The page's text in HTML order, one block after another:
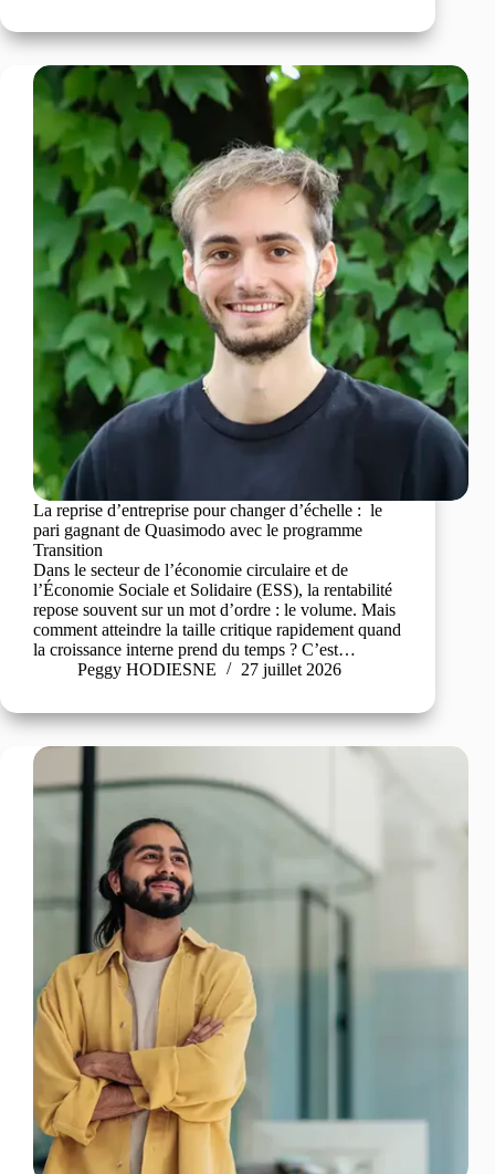
La reprise d’entreprise pour changer d’échelle : le
pari gagnant de Quasimodo avec le programme
Transition
Dans le secteur de l’économie circulaire et de
l’Économie Sociale et Solidaire (ESS), la rentabilité
repose souvent sur un mot d’ordre : le volume. Mais
comment atteindre la taille critique rapidement quand
la croissance interne prend du temps ? C’est…
Peggy HODIESNE
27 juillet 2026